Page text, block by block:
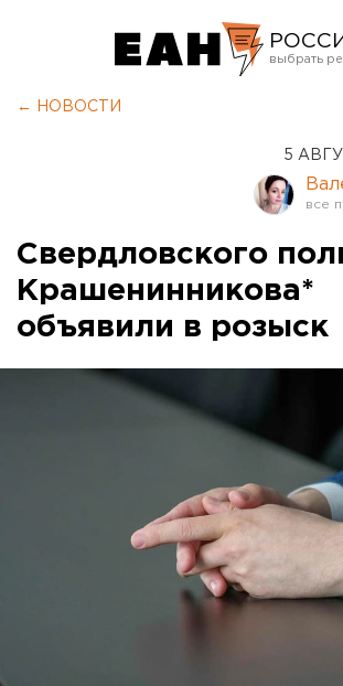
Курган
← НОВОСТИ
5
Свердловского
Крашенинникова*
объявили в розыск